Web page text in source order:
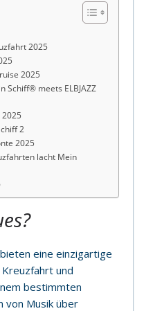
2025
2025
Schiff® meets ELBJAZZ
2
2025
lacht Mein
eine einzigartige
und
bestimmten
von Musik über